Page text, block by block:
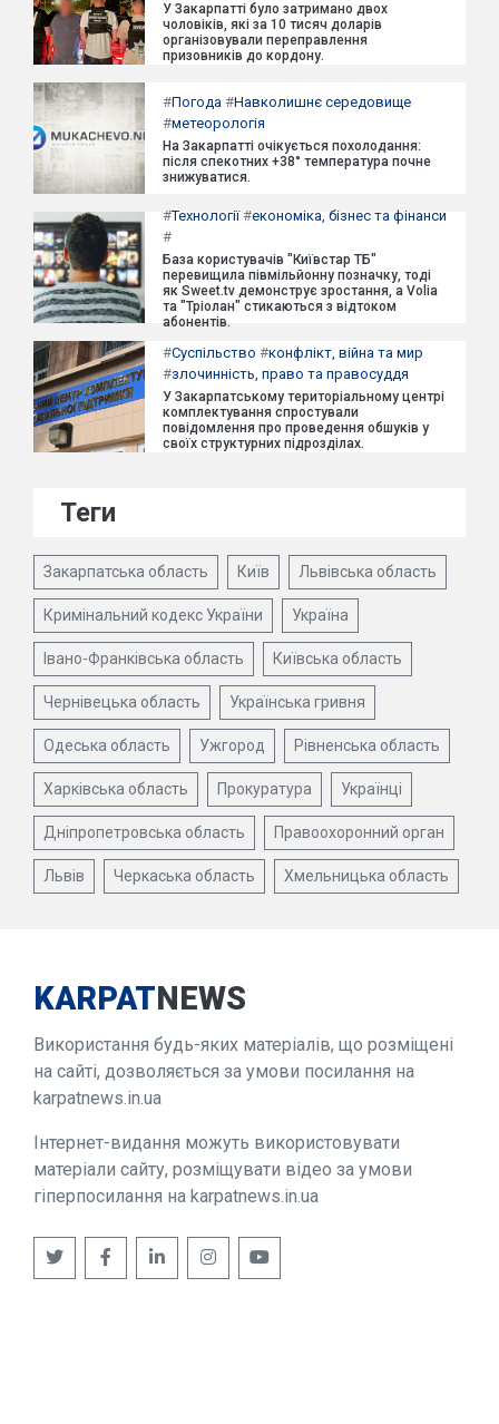
У Закарпатті було затримано двох
чоловіків, які за 10 тисяч доларів
організовували переправлення
призовників до кордону.
#Погода #Навколишнє середовище
#метеорологія
На Закарпатті очікується похолодання:
після спекотних +38° температура почне
знижуватися.
#Технології#економіка, бізнес та фінанси
#
База користувачів "Київстар ТБ"
перевищила півмільйонну позначку, тоді
як Sweet.tv демонструє зростання, а Volia
та "Тріолан" стикаються з відтоком
абонентів.
#Суспільство #конфлікт, війна та мир
#злочинність, право та правосуддя
У Закарпатському територіальному центрі
комплектування спростували
повідомлення про проведення обшуків у
своїх структурних підрозділах.
Теги
Закарпатська область Київ Львівська область
Кримінальний кодекс України Україна
Івано-Франківська область Київська область
Чернівецька область Українська гривня
Одеська область Ужгород Рівненська область
Харківська область Прокуратура Українці
Дніпропетровська область Правоохоронний орган
Львів Черкаська область Хмельницька область
KARPATNEWS
Використання будь-яких матеріалів, що розміщені
на сайті, дозволяється за умови посилання на
karpatnews.in.ua
Інтернет-видання можуть використовувати
матеріали сайту, розміщувати відео за умови
гіперпосилання на karpatnews.in.ua